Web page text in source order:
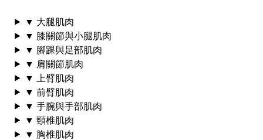
▼ 大腿肌肉
▼ 膝關節與小腿肌肉
▼ 腳踝與足部肌肉
▼ 肩關節肌肉
▼ 上臂肌肉
▼ 前臂肌肉
▼ 手腕與手部肌肉
▼ 頸椎肌肉
▼ 胸椎肌肉